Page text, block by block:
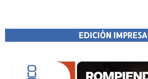
EDICIÓN IMPRESA